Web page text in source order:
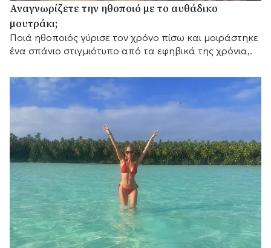
Αναγνωρίζετε την ηθοποιό με το αυθάδικο
μουτράκι;
Ποιά ηθοποιός γύρισε τον χρόνο πίσω και μοιράστηκε
ένα σπάνιο στιγμιότυπο από τα εφηβικά της χρόνια,.